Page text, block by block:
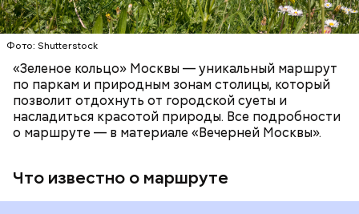
Фото: Shutterstock
«Зеленое кольцо» Москвы — уникальный маршрут
по паркам и природным зонам столицы, который
позволит отдохнуть от городской суеты и
насладиться красотой природы. Все подробности
о маршруте — в материале «Вечерней Москвы».
Что известно о маршруте
Патриаршие пруды
Московский зоопарк